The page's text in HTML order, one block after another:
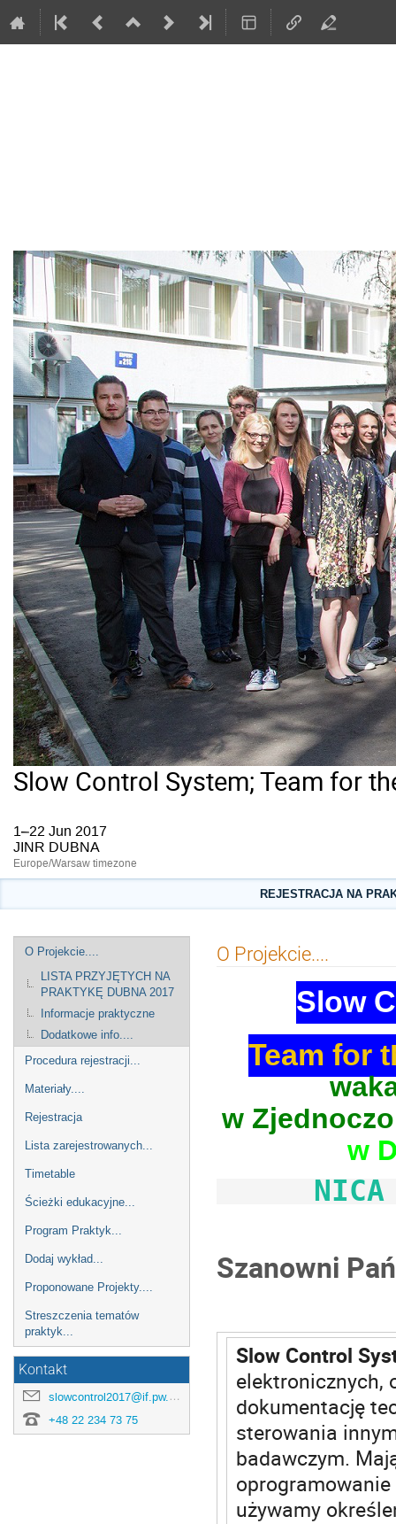
Slow Control System; Team for
1–22 Jun 2017
JINR DUBNA
Europe/Warsaw timezone
REJESTRACJA NA
Event
menu
O Projekcie....
LISTA PRZYJĘTYCH NA
PRAKTYKĘ DUBNA 2017
Informacje praktyczne
Dodatkowe info....
Procedura rejestracji...
Materiały....
Rejestracja
Lista zarejestrowanych...
Timetable
Ścieżki edukacyjne...
Program Praktyk...
Dodaj wykład...
Proponowane Projekty....
Streszczenia tematów
praktyk...
Kontakt
slowcontrol2017@if.pw.edu.pl
+48 22 234 73 75
O Projekcie....
Slow
Team for
w
w
Szanowni
Slow Control
elektronicznych,
dokumentację
sterowania
badawczym.
używamy